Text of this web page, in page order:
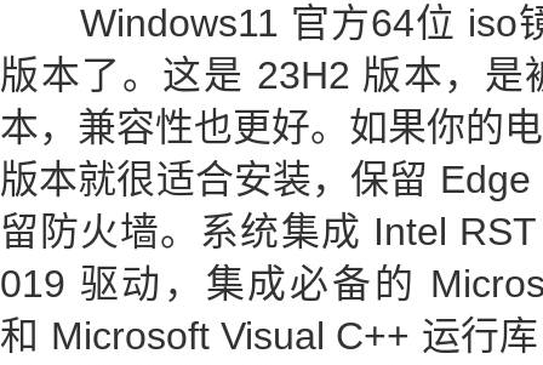
Windows11 官方64位 iso
版本了。这是 23H2 版本，
本，兼容性也更好。如果你的
版本就很适合安装，保留
留防火墙。系统集成 Intel
019 驱动，集成必备的
和 Microsoft Visual C++ 运行